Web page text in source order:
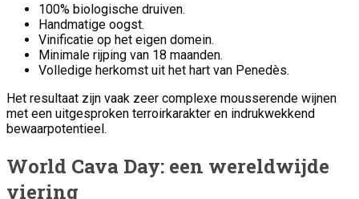
100% biologische druiven.
Handmatige oogst.
Vinificatie op het eigen domein.
Minimale rijping van 18 maanden.
Volledige herkomst uit het hart van Penedès.
Het resultaat zijn vaak zeer complexe mousserende wijnen
met een uitgesproken terroirkarakter en indrukwekkend
bewaarpotentieel.
World Cava Day: een wereldwijde
viering